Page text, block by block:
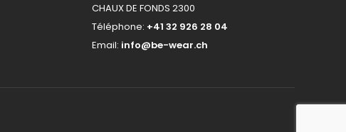
CHAUX DE FONDS 2300
Téléphone: +41 32 926 28 04
Email: info@be-wear.ch